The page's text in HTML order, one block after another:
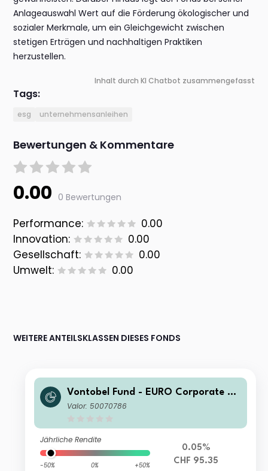
Anlageauswahl Wert auf die Förderung ökologischer und
sozialer Merkmale, um ein Gleichgewicht zwischen
stetigen Erträgen und nachhaltigen Praktiken
herzustellen.
Inhalt durch KI Chatbot zusammengefasst
Tags:
esg unternehmensanleihen
Bewertungen & Kommentare
0.00 0 Bewertungen
Performance:
0.00
Innovation:
0.00
Gesellschaft:
0.00
Umwelt:
0.00
WEITERE ANTEILSKLASSEN DIESES FONDS
Vontobel Fund - EURO Corporate Bo
nd HR CHF Hedged Acc
Valor: 50070786
Jährliche Rendite
-50% 0% +50%
0.05%
CHF 95.35